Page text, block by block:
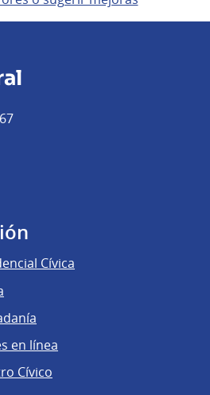
Cívica
en línea
Cívico